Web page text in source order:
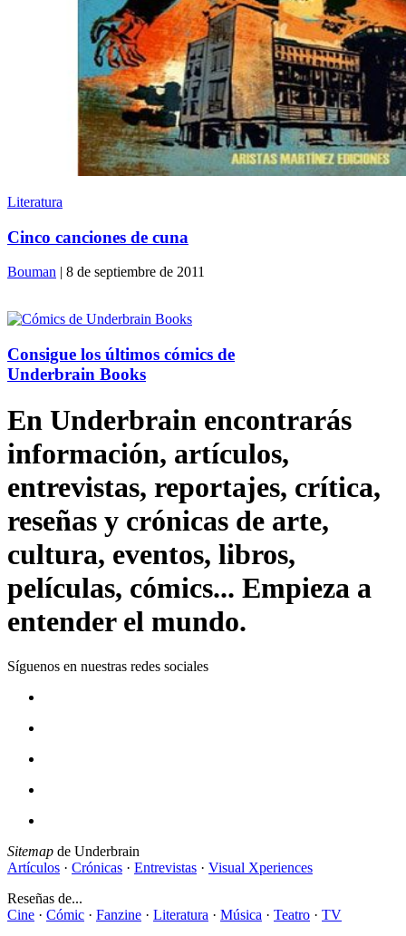
Literatura
Cinco canciones de cuna
Bouman | 8 de septiembre de 2011
Consigue los últimos cómics de
Underbrain Books
En Underbrain encontrarás
información, artículos,
entrevistas, reportajes, crítica,
reseñas y crónicas de arte,
cultura, eventos, libros,
películas, cómics... Empieza a
entender el mundo.
Síguenos en nuestras redes sociales
Sitemap de Underbrain
Artículos · Crónicas · Entrevistas · Visual Xperiences
Reseñas de...
Cine · Cómic · Fanzine · Literatura · Música · Teatro · TV